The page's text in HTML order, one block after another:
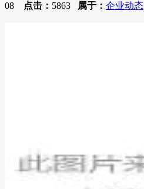
08
点击： 5863 属于： 企业动态